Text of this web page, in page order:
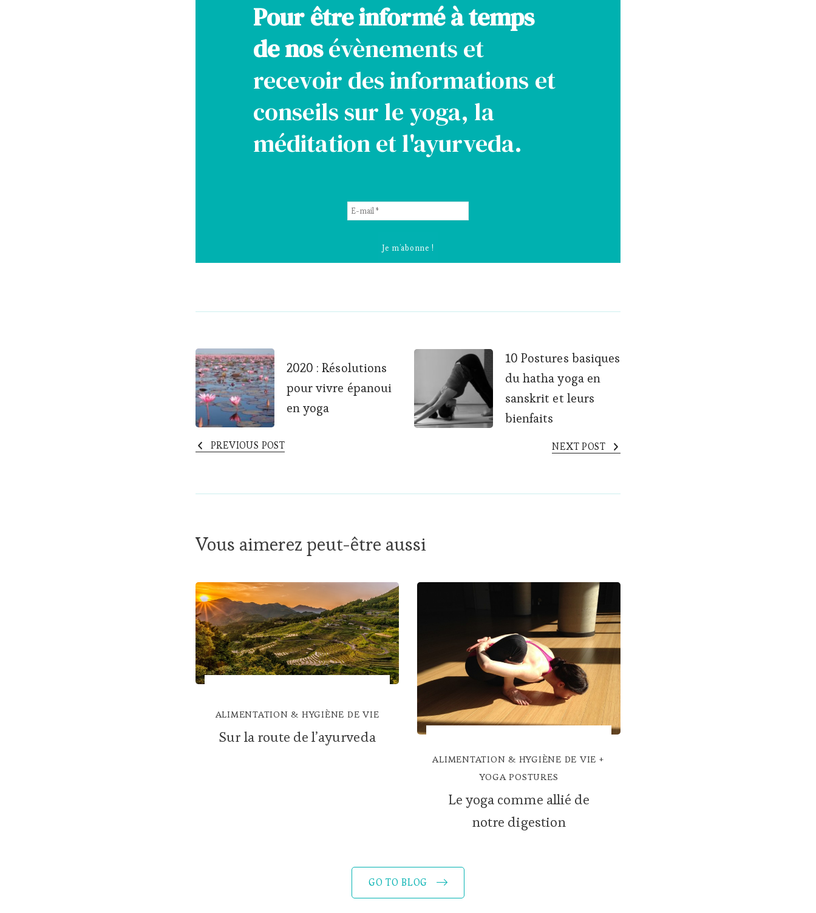
Pour être informé à temps
de nosévènements et
recevoir des informations et
conseils sur le yoga, la
méditation et l'ayurveda.
*
Post
Navigation
2020 : Résolutions
pour vivre épanoui
en yoga
PREVIOUS POST
10 Postures basiques
du hatha yoga en
sanskrit et leurs
bienfaits
NEXT POST
Vous aimerez peut-être aussi
ALIMENTATION & HYGIÈNE DE VIE
Sur la route de l’ayurveda
ALIMENTATION & HYGIÈNE DE VIE
YOGA POSTURES
Le yoga comme allié de
notre digestion
GO TO BLOG